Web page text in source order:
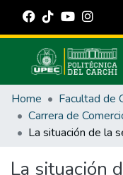
Communities &
All of DSpace
Statistics
Estadísticas Externas
Home
Carrera de
La situación